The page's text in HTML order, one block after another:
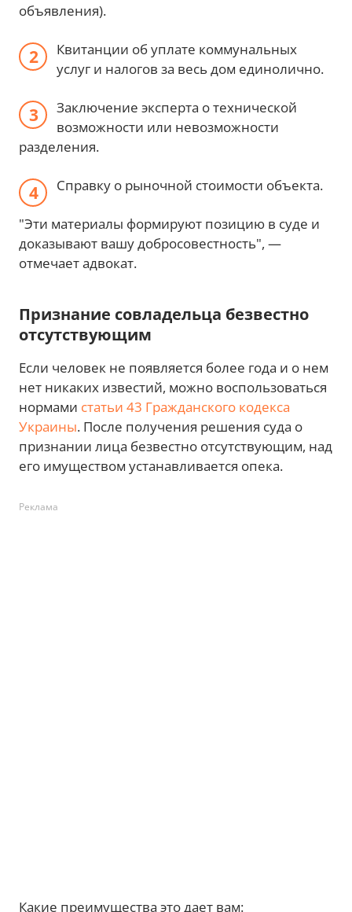
объявления).
Квитанции об уплате коммунальных
услуг и налогов за весь дом единолично.
Заключение эксперта о технической
возможности или невозможности
разделения.
Справку о рыночной стоимости объекта.
"Эти материалы формируют позицию в суде и
доказывают вашу добросовестность", —
отмечает адвокат.
Признание совладельца безвестно
отсутствующим
Если человек не появляется более года и о нем
нет никаких известий, можно воспользоваться
нормами статьи 43 Гражданского кодекса
Украины. После получения решения суда о
признании лица безвестно отсутствующим, над
его имуществом устанавливается опека.
Реклама
Какие преимущества это дает вам: